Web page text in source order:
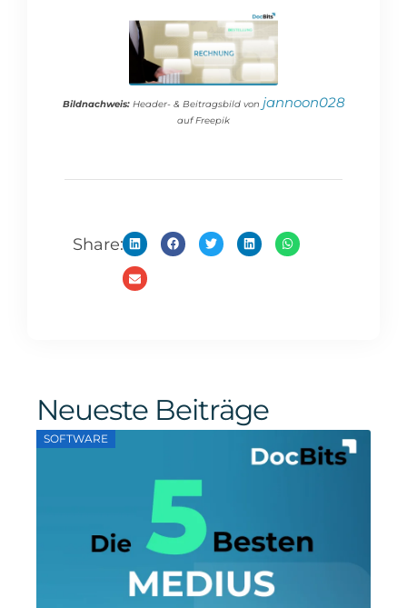
Bildnachweis:Header- & Beitragsbild von jannoon028
auf Freepik
Share:
Neueste Beiträge
SOFTWARE